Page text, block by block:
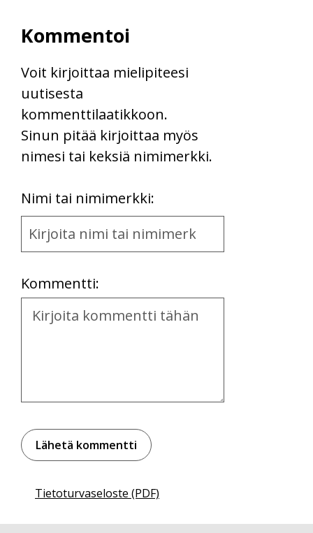
Kommentoi
Voit kirjoittaa mielipiteesi
uutisesta
kommenttilaatikkoon.
Sinun pitää kirjoittaa myös
nimesi tai keksiä nimimerkki.
Nimi tai nimimerkki:
Name
and
Kommentti:
Kommentti
Tietoturvaseloste (PDF)